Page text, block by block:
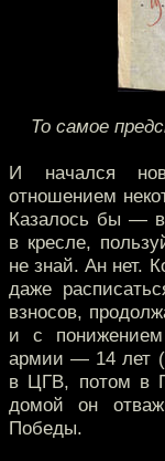
То самое
И начался
отношением
Казалось бы —
в кресле,
не знай. Ан нет.
даже
взносов,
и с понижением
армии — 14 лет
в ЦГВ, потом в
домой он
Победы.